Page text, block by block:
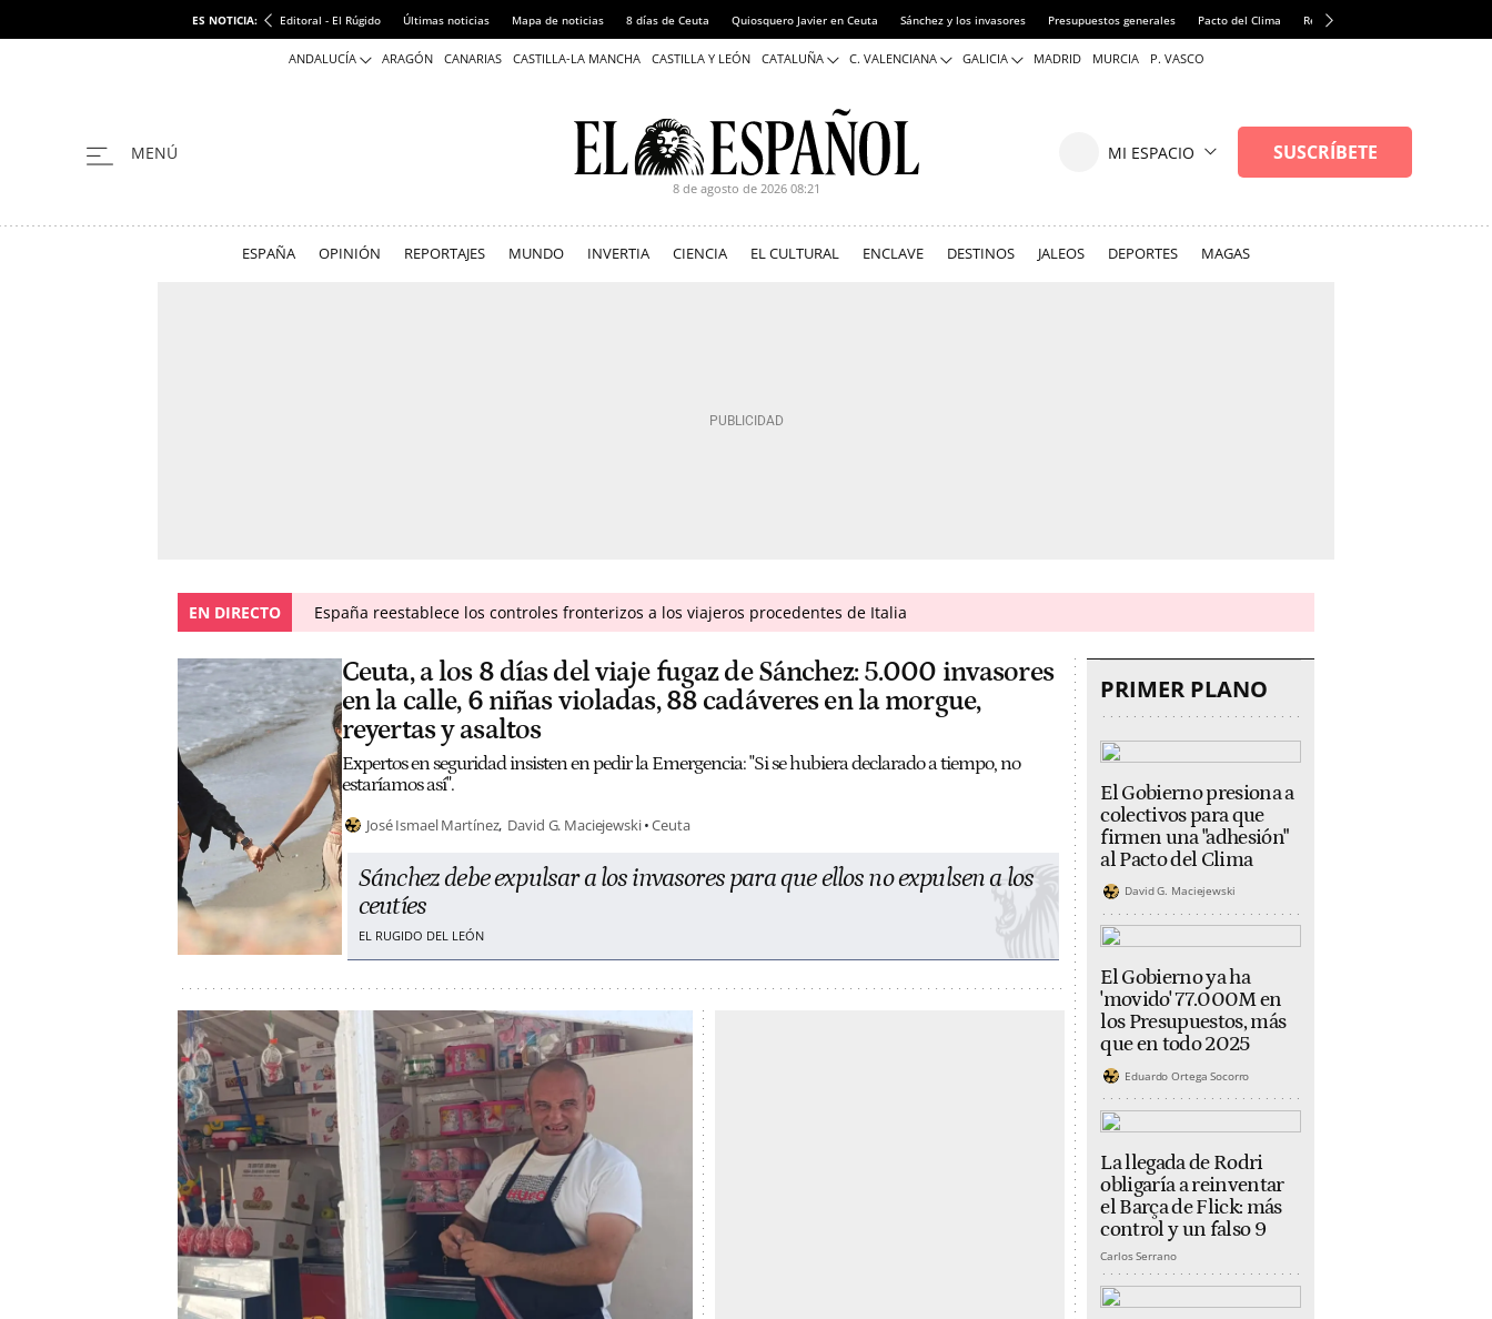
ES NOTICIA: Editoral - El Rúgido Últimas noticias Mapa de noticias 8 días de Ceuta Quiosquero Javier en Ceuta Sánchez y los invasores Presupuestos generales Pacto del Clima Refugio Iñaki Gabilondo
ANDALUCÍA ARAGÓN CANARIAS CASTILLA-LA MANCHA CASTILLA Y LEÓN CATALUÑA C. VALENCIANA GALICIA MADRID MURCIA P. VASCO
8 de agosto de 2026 08:21
ESPAÑA OPINIÓN REPORTAJES MUNDO INVERTIA CIENCIA EL CULTURAL ENCLAVE DESTINOS JALEOS DEPORTES MAGAS
EN DIRECTO España reestablece los controles fronterizos a los viajeros procedentes de Italia
Ceuta, a los 8 días del viaje fugaz de Sánchez: 5.000 invasores
en la calle, 6 niñas violadas, 88 cadáveres en la morgue,
reyertas y asaltos
Expertos en seguridad insisten en pedir la Emergencia: "Si se hubiera declarado a tiempo, no
estaríamos así".
José Ismael Martínez David G. Maciejewski Ceuta
Sánchez debe expulsar a los invasores para que ellos no expulsen a los
ceutíes
EL RUGIDO DEL LEÓN
PRIMER PLANO
El Gobierno presiona a
colectivos para que
firmen una "adhesión"
al Pacto del Clima
David G. Maciejewski
El Gobierno ya ha
'movido' 77.000M en
los Presupuestos, más
que en todo 2025
Eduardo Ortega Socorro
La llegada de Rodri
obligaría a reinventar
el Barça de Flick: más
control y un falso 9
Carlos Serrano